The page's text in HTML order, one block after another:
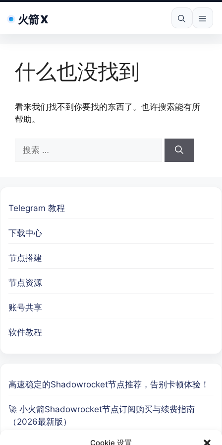
Cookie 设置
火箭 X 菜
什么也没找到
看来我们找不到你要找的东西了。也许搜索能有所
帮助。
索：
Telegram 教程
下载中心
节点搭建
节点资源
账号共享
软件教程
高速稳定的Shadowrocket节点推荐，告别卡顿体验！
🚀 小火箭Shadowrocket节点订阅购买与续费指南
（2026最新版）